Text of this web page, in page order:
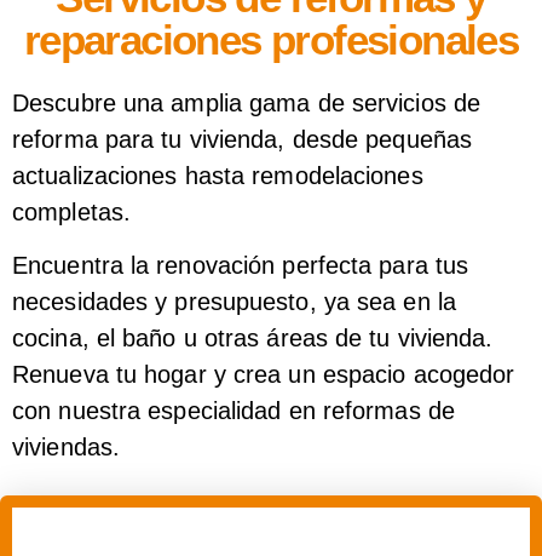
reparaciones profesionales
Descubre unaamplia gama de servicios de
reforma para tu vivienda, desde pequeñas
actualizaciones hasta remodelaciones
completas.
Encuentra la renovación perfecta para tus
necesidades y presupuesto, ya sea en la
cocina, el baño u otras áreas de tu vivienda.
Renueva tu hogar y crea un espacio acogedor
con nuestra especialidad en reformas de
viviendas.